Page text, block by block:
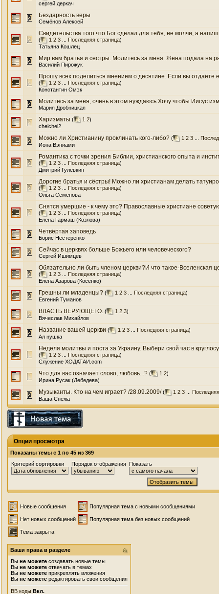
сергей деркач
Бездарность веры
Семёнов Алексей
Свидетельства того что Бог сделал для тебя, не молчи, а
( 1 2 3 Последняя страница)
Татьяна Кошлец
Мир вaм брaтья и сeстры. Молитeсь зa мeня. Жeнa подaлa нa
Василий Пирожук
Прошу всех поделиться мнением о десятине. Если вы отдаёте
( 1 2 3 Последняя страница)
Константин Омэк
Молитесь за меня, очень в этом нуждаюсь.Хочу чтобы Иисус
Мария Дробницкая
Харизматы ( 1 2)
chelchel2
Можно ли Христианину проклинать кого-либо? ( 1 2 3
Иона Вэниами
Романтика с точки зрения Библии, христианского опыта и
( 1 2 3 Последняя страница)
Дмитрий Гулевкин
Дорогие братья и сёстры! Можно ли христианам делать
( 1 2 3 Последняя страница)
Ольга Семенова
Снятся умершие - к чему это? Православные христиане
( 1 2 3 Последняя страница)
Елена Гармаш (Козлова)
Четвёртая заповедь
Борис Нестеренко
Сейчас в церквях больше Божьего или человеческого?
Сергей Ишимцев
Обязательно ли быть членом церкви?И что такое-Вселенская
( 1 2 3 Последняя страница)
Елена Азарова (Косенко)
Грешны ли младенцы? ( 1 2 3 Последняя страница)
Евгений Туманов
ВЛАСТЬ ВЕРУЮЩЕГО. ( 1 2 3)
Вячеслав Михайлов
Название вашей церкви ( 1 2 3 Последняя страница)
Ал нушка
Неделя молитвы и поста за Украину. Выбери свой час в
( 1 2 3 Последняя страница)
Служение ХОДАТАИ.com
Что для вас означает слово, любовь...? ( 1 2)
Ирина Русак (Лебедева)
Музыканты. Кто на чем играет? /28.09.2009/ ( 1 2 3
Ваша Снежа
Опции просмотра
Показаны темы с 1 по 45 из 369
Критерий сортировки
Порядок отображения Показать
Новые сообщения Популярная тема с новыми сообщениями
Нет новых сообщений Популярная тема без новых сообщений
Тема закрыта
Ваши права в разделе
Вы не можете создавать новые темы
Вы не можете отвечать в темах
Вы не можете прикреплять вложения
Вы не можете редактировать свои сообщения
BB коды Вкл.